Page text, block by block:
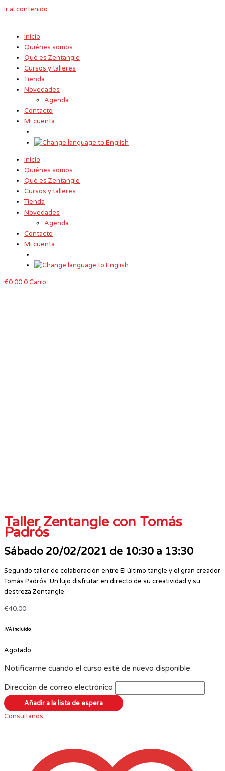
Ir al contenido
Inicio
Quiénes somos
Qué es Zentangle
Cursos y talleres
Tienda
Novedades
Agenda
Contacto
Mi cuenta
Inicio
Quiénes somos
Qué es Zentangle
Cursos y talleres
Tienda
Novedades
Agenda
Contacto
Mi cuenta
€0.000Carro
Taller Zentangle con Tomás
Padrós
Sábado 20/02/2021 de 10:30 a 13:30
Segundo taller de colaboración entre El último tangle y el gran creador
Tomás Padrós. Un lujo disfrutar en directo de su creatividad y su
destreza Zentangle.
€40.00
IVA incluido
Agotado
Notificarme cuando el curso esté de nuevo disponible.
Dirección de correo electrónico
Consultanos